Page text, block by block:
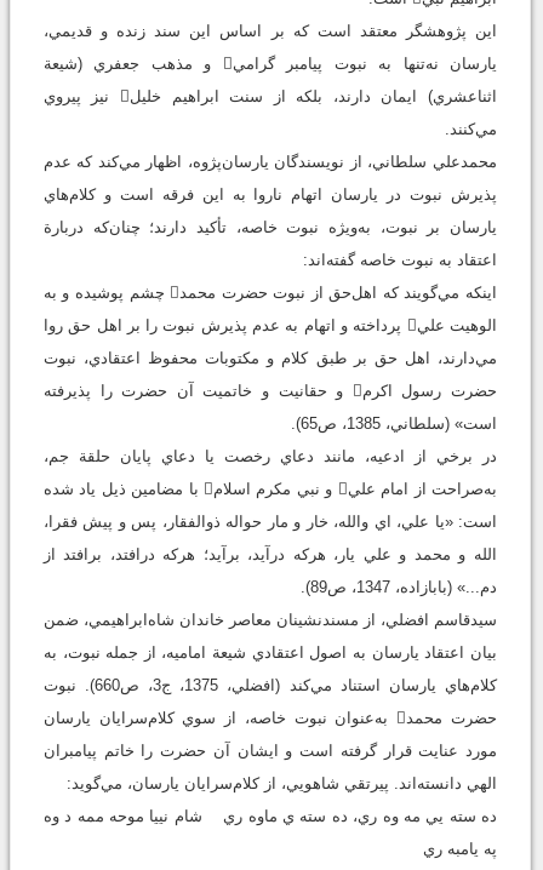
اين پژوهشگر معتقد است که بر اساس اين سند زنده و قديمي،
يارسان نه‌تنها به نبوت پيامبر گرامي و مذهب جعفري (شيعة
اثناعشري) ايمان دارند، بلکه از سنت ابراهيم خليل نيز پيروي
مي‌کنند.
محمدعلي سلطاني، از نويسندگان يارسان‌پژوه، اظهار مي‌کند که عدم
پذيرش نبوت در يارسان اتهام ناروا به اين فرقه است و کلام‌هاي
يارسان بر نبوت، به‌ويژه نبوت خاصه، تأکيد دارند؛ چنان‌که دربارة
اعتقاد به نبوت خاصه گفته‌اند:
اينکه مي‌گويند که اهل‌حق از نبوت حضرت محمد چشم پوشيده و به
الوهيت علي پرداخته و اتهام به عدم پذيرش نبوت را بر اهل‌ حق روا
مي‌دارند، اهل‌ حق بر طبق کلام و مکتوبات محفوظ اعتقادي، نبوت
حضرت رسول اکرم و حقانيت و خاتميت آن حضرت را پذيرفته
است» (سلطاني، 1385، ص65).
در برخي از ادعيه، مانند دعاي رخصت يا دعاي پايان حلقة جم،
به‌صراحت از امام علي و نبي مکرم اسلام با مضامين ذيل ياد شده
است: «يا علي، اي والله، خار و مار حواله ذوالفقار، پس و پيش فقرا،
الله و محمد و علي يار، هرکه درآيد، برآيد؛ هرکه درافتد، برافتد از
دم...» (بابازاده، 1347، ص89).
سيدقاسم افضلي، از مسندنشينان معاصر خاندان شاه‌ابراهيمي، ضمن
بيان اعتقاد يارسان به اصول اعتقادي شيعة اماميه، از جمله نبوت، به
کلام‌هاي يارسان استناد مي‌کند (افضلي، 1375، ج3، ص660). نبوت
حضرت محمد به‌عنوان نبوت خاصه، از سوي کلام‌سرايان يارسان
مورد عنايت قرار گرفته است و ايشان آن حضرت را خاتم پيامبران
الهي دانسته‌اند. پيرتقي شاهويي، از کلام‌سرايان يارسان، مي‌گويد:
ده سته يي مه وه ري، ده سته ي ماوه ري شام نييا موحه ممه د وه
په يامبه ري